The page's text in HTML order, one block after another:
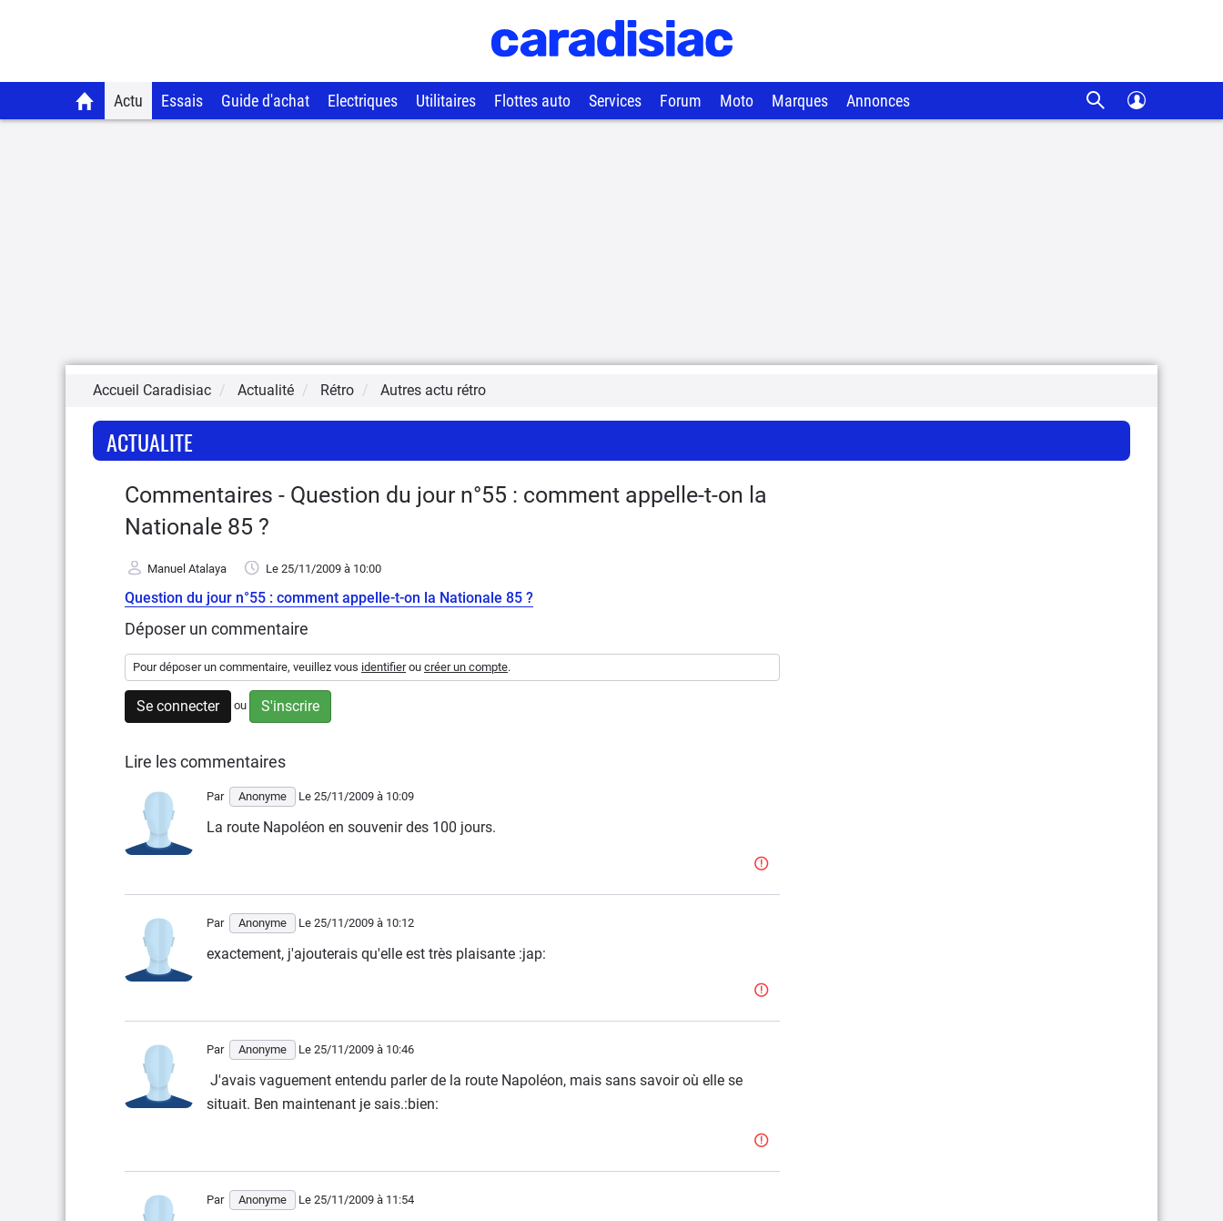
Actu Essais Guide d'achat Electriques Utilitaires Flottes auto Services Forum Moto Marques Annonces
Accueil Caradisiac Actualité Rétro Autres actu rétro
ACTUALITE
Commentaires - Question du jour n°55 : comment appelle-t-on la
Nationale 85 ?
Manuel Atalaya Le 25/11/2009 à 10:00
Question du jour n°55 : comment appelle-t-on la Nationale 85 ?
Déposer un commentaire
Pour déposer un commentaire, veuillez vous identifierou créer un compte.
Se connecter ou S'inscrire
Lire les commentaires
Par Anonyme Le 25/11/2009 à 10:09
La route Napoléon en souvenir des 100 jours.
Par Anonyme Le 25/11/2009 à 10:12
exactement, j'ajouterais qu'elle est très plaisante :jap:
Par Anonyme Le 25/11/2009 à 10:46
J'avais vaguement entendu parler de la route Napoléon, mais sans savoir où elle se
situait. Ben maintenant je sais.:bien:
Par Anonyme Le 25/11/2009 à 11:54